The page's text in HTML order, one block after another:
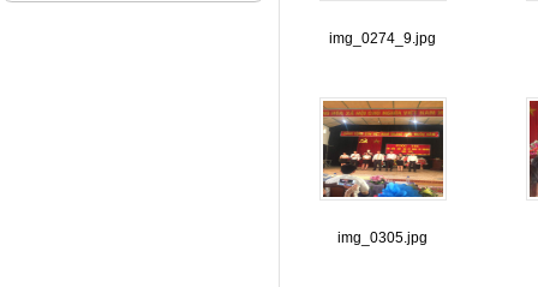
img_0274_9.jpg
img_0305.jpg